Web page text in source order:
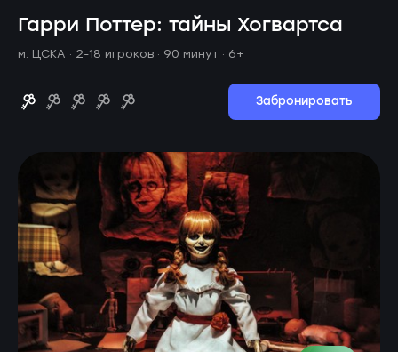
Гарри Поттер: тайны Хогвартса
м. ЦСКА · 2-18 игроков · 90 минут · 6+
Забронировать